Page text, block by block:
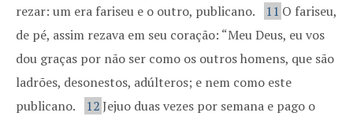
rezar: um era fariseu e o outro, publicano.
11 O fariseu,
de pé, assim rezava em seu coração: “Meu Deus, eu vos
dou graças por não ser como os outros homens, que são
ladrões, desonestos, adúlteros; e nem como este
publicano.
12Jejuo duas vezes por semana e pago o